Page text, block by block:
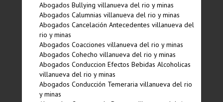
Abogados Bullying villanueva del rio y minas
Abogados Calumnias villanueva del rio y minas
Abogados Cancelación Antecedentes villanueva del
rio y minas
Abogados Coacciones villanueva del rio y minas
Abogados Cohecho villanueva del rio y minas
Abogados Conduccion Efectos Bebidas Alcoholicas
villanueva del rio y minas
Abogados Conducción Temeraria villanueva del rio
y minas